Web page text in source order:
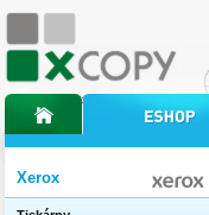
Xerox
úvodní stránka xcopyinternetový obchod xcopy